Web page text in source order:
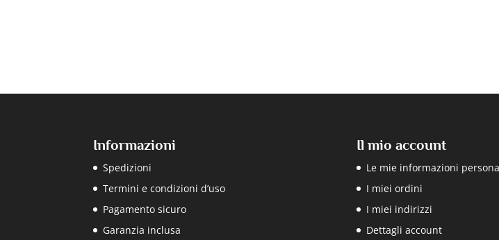
Informazioni
Spedizioni
Termini e condizioni d’uso
Pagamento sicuro
Garanzia inclusa
Il mio account
Le mie informazioni
I miei ordini
I miei indirizzi
Dettagli account